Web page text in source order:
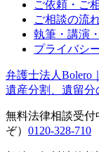
ご依頼・ご
ご相談の流
執筆・講演
プライバシ
弁護士法人Bolero
遺産分割、遺留分
無料法律相談受付
ぞ） 0120-328-710